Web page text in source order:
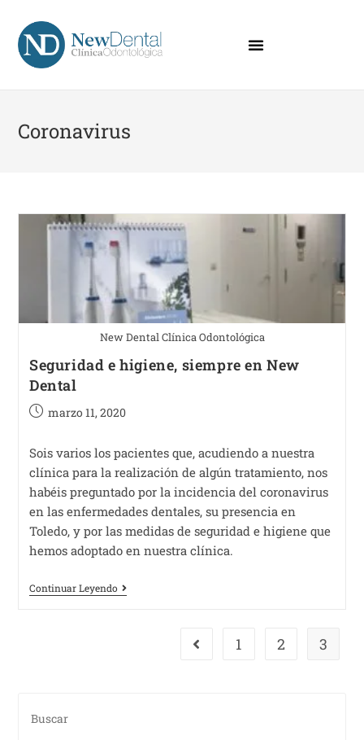
Coronavirus
New Dental Clínica Odontológica
Seguridad e higiene, siempre en New
Dental
marzo 11, 2020
Sois varios los pacientes que, acudiendo a nuestra
clínica para la realización de algún tratamiento, nos
habéis preguntado por la incidencia del coronavirus
en las enfermedades dentales, su presencia en
Toledo, y por las medidas de seguridad e higiene que
hemos adoptado en nuestra clínica.
Continuar Leyendo
1 2 3